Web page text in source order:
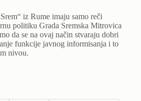
iz Rume imaju samo reči
politiku Grada Sremska Mitrovica
da se na ovaj način stvaraju dobri
funkcije javnog informisanja i to
nivou.